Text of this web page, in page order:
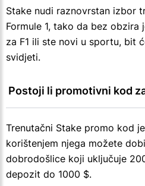
Stake nudi raznovrstan izbor
Formule 1, tako da bez obzira
za F1 ili ste novi u sportu, bit
svidjeti.
Postoji li promotivni kod
Trenutačni Stake promo kod je
korištenjem njega možete
dobrodošlice koji uključuje
depozit do 1000 $.